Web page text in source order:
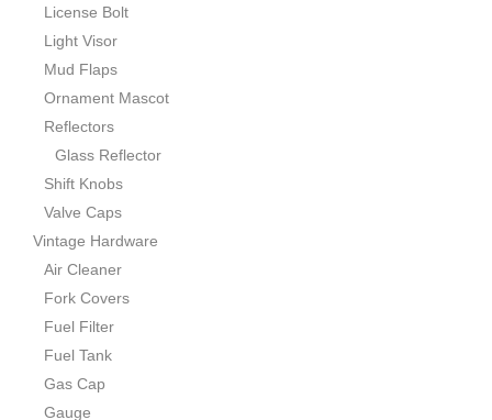
License Bolt
Light Visor
Mud Flaps
Ornament Mascot
Reflectors
Glass Reflector
Shift Knobs
Valve Caps
Vintage Hardware
Air Cleaner
Fork Covers
Fuel Filter
Fuel Tank
Gas Cap
Gauge